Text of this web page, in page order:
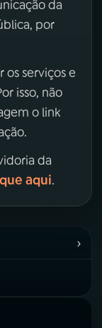
da
por
os serviços e
isso, não
o link
da
aqui.
›